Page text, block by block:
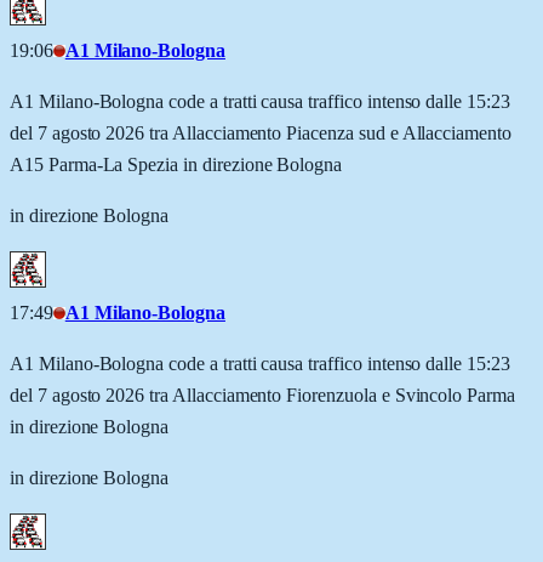
19:06 A1 Milano-Bologna
A1 Milano-Bologna code a tratti causa traffico intenso dalle 15:23
del 7 agosto 2026 tra Allacciamento Piacenza sud e Allacciamento
A15 Parma-La Spezia in direzione Bologna
in direzione Bologna
17:49 A1 Milano-Bologna
A1 Milano-Bologna code a tratti causa traffico intenso dalle 15:23
del 7 agosto 2026 tra Allacciamento Fiorenzuola e Svincolo Parma
in direzione Bologna
in direzione Bologna